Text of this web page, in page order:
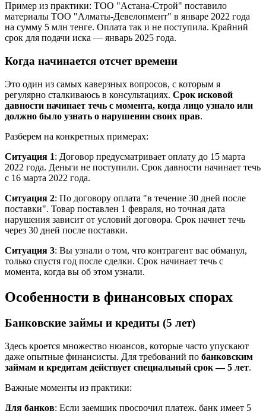
Пример из практики: ТОО "Астана-Строй" поставило
материалы ТОО "Алматы-Девелопмент" в январе 2022 года
на сумму 5 млн тенге. Оплата так и не поступила. Крайний
срок для подачи иска — январь 2025 года.
Когда начинается отсчет времени
Это один из самых каверзных вопросов, с которым я
регулярно сталкиваюсь в консультациях. Срок исковой
давности начинает течь с момента, когда лицо узнало или
должно было узнать о нарушении своих прав.
Разберем на конкретных примерах:
Ситуация 1: Договор предусматривает оплату до 15 марта
2022 года. Деньги не поступили. Срок давности начинает течь
с 16 марта 2022 года.
Ситуация 2: По договору оплата "в течение 30 дней после
поставки". Товар поставлен 1 февраля, но точная дата
нарушения зависит от условий договора. Срок начнет течь
через 30 дней после поставки.
Ситуация 3: Вы узнали о том, что контрагент вас обманул,
только спустя год после сделки. Срок начинает течь с
момента, когда вы об этом узнали.
Особенности в финансовых спорах
Банковские займы и кредиты (5 лет)
Здесь кроется множество нюансов, которые часто упускают
даже опытные финансисты. Для требований по банковским
займам и кредитам действует специальный срок — 5 лет.
Важные моменты из практики:
Для банков: Если заемщик просрочил платеж, банк имеет 5